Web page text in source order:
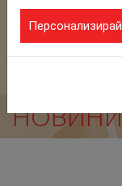
НОВИНИ